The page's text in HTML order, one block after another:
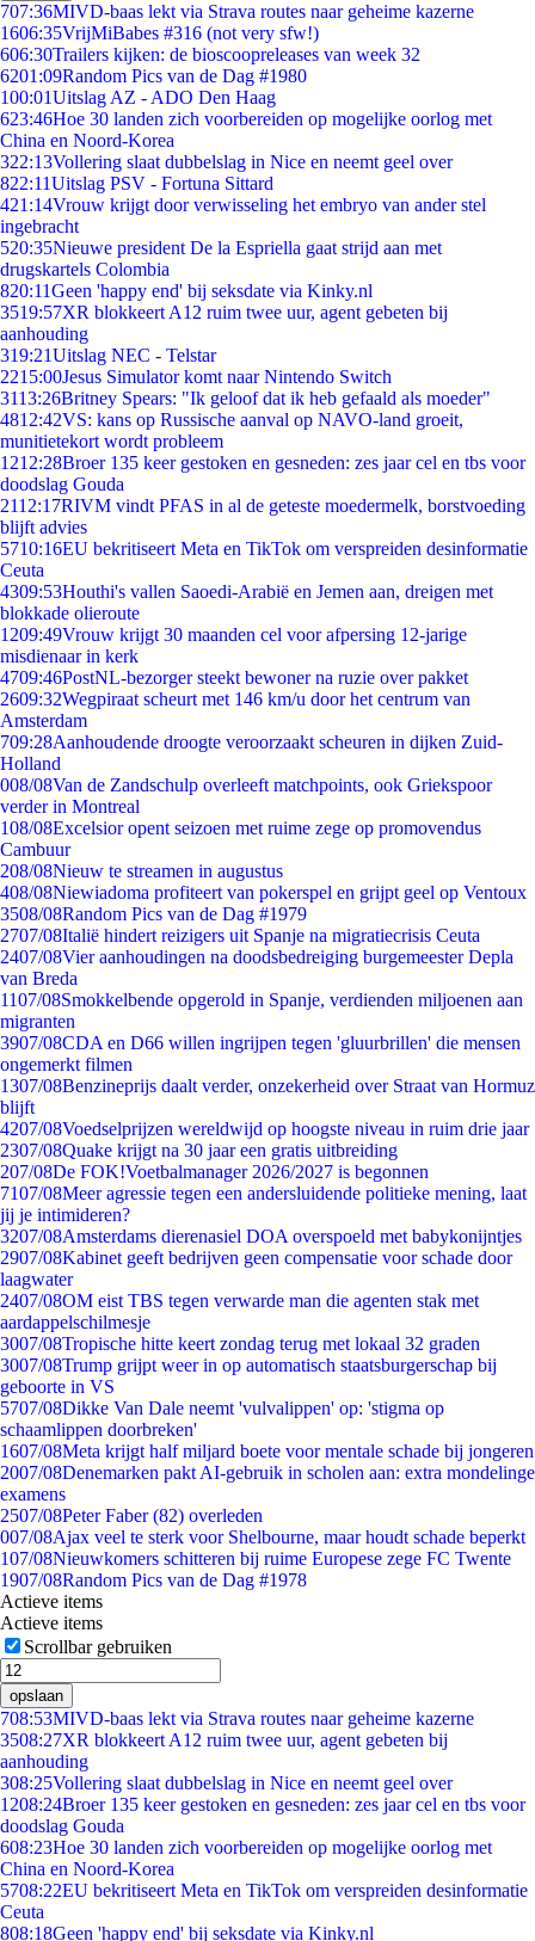
707:36MIVD-baas lekt via Strava routes naar geheime kazerne
1606:35VrijMiBabes #316 (not very sfw!)
606:30Trailers kijken: de bioscoopreleases van week 32
6201:09Random Pics van de Dag #1980
100:01Uitslag AZ - ADO Den Haag
623:46Hoe 30 landen zich voorbereiden op mogelijke oorlog met
China en Noord-Korea
322:13Vollering slaat dubbelslag in Nice en neemt geel over
822:11Uitslag PSV - Fortuna Sittard
421:14Vrouw krijgt door verwisseling het embryo van ander stel
ingebracht
520:35Nieuwe president De la Espriella gaat strijd aan met
drugskartels Colombia
820:11Geen 'happy end' bij seksdate via Kinky.nl
3519:57XR blokkeert A12 ruim twee uur, agent gebeten bij
aanhouding
319:21Uitslag NEC - Telstar
2215:00Jesus Simulator komt naar Nintendo Switch
3113:26Britney Spears: "Ik geloof dat ik heb gefaald als moeder"
4812:42VS: kans op Russische aanval op NAVO-land groeit,
munitietekort wordt probleem
1212:28Broer 135 keer gestoken en gesneden: zes jaar cel en tbs voor
doodslag Gouda
2112:17RIVM vindt PFAS in al de geteste moedermelk, borstvoeding
blijft advies
5710:16EU bekritiseert Meta en TikTok om verspreiden desinformatie
Ceuta
4309:53Houthi's vallen Saoedi-Arabië en Jemen aan, dreigen met
blokkade olieroute
1209:49Vrouw krijgt 30 maanden cel voor afpersing 12-jarige
misdienaar in kerk
4709:46PostNL-bezorger steekt bewoner na ruzie over pakket
2609:32Wegpiraat scheurt met 146 km/u door het centrum van
Amsterdam
709:28Aanhoudende droogte veroorzaakt scheuren in dijken Zuid-
Holland
008/08Van de Zandschulp overleeft matchpoints, ook Griekspoor
verder in Montreal
108/08Excelsior opent seizoen met ruime zege op promovendus
Cambuur
208/08Nieuw te streamen in augustus
408/08Niewiadoma profiteert van pokerspel en grijpt geel op Ventoux
3508/08Random Pics van de Dag #1979
2707/08Italië hindert reizigers uit Spanje na migratiecrisis Ceuta
2407/08Vier aanhoudingen na doodsbedreiging burgemeester Depla
van Breda
1107/08Smokkelbende opgerold in Spanje, verdienden miljoenen aan
migranten
3907/08CDA en D66 willen ingrijpen tegen 'gluurbrillen' die mensen
ongemerkt filmen
1307/08Benzineprijs daalt verder, onzekerheid over Straat van Hormuz
blijft
4207/08Voedselprijzen wereldwijd op hoogste niveau in ruim drie jaar
2307/08Quake krijgt na 30 jaar een gratis uitbreiding
207/08De FOK!Voetbalmanager 2026/2027 is begonnen
7107/08Meer agressie tegen een andersluidende politieke mening, laat
jij je intimideren?
3207/08Amsterdams dierenasiel DOA overspoeld met babykonijntjes
2907/08Kabinet geeft bedrijven geen compensatie voor schade door
laagwater
2407/08OM eist TBS tegen verwarde man die agenten stak met
aardappelschilmesje
3007/08Tropische hitte keert zondag terug met lokaal 32 graden
3007/08Trump grijpt weer in op automatisch staatsburgerschap bij
geboorte in VS
5707/08Dikke Van Dale neemt 'vulvalippen' op: 'stigma op
schaamlippen doorbreken'
1607/08Meta krijgt half miljard boete voor mentale schade bij jongeren
2007/08Denemarken pakt AI-gebruik in scholen aan: extra mondelinge
examens
2507/08Peter Faber (82) overleden
007/08Ajax veel te sterk voor Shelbourne, maar houdt schade beperkt
107/08Nieuwkomers schitteren bij ruime Europese zege FC Twente
1907/08Random Pics van de Dag #1978
Actieve items
Actieve items
Scrollbar gebruiken
opslaan
708:53MIVD-baas lekt via Strava routes naar geheime kazerne
3508:27XR blokkeert A12 ruim twee uur, agent gebeten bij
aanhouding
308:25Vollering slaat dubbelslag in Nice en neemt geel over
1208:24Broer 135 keer gestoken en gesneden: zes jaar cel en tbs voor
doodslag Gouda
608:23Hoe 30 landen zich voorbereiden op mogelijke oorlog met
China en Noord-Korea
5708:22EU bekritiseert Meta en TikTok om verspreiden desinformatie
Ceuta
808:18Geen 'happy end' bij seksdate via Kinky.nl